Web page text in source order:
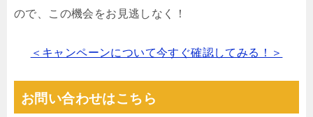
ので、この機会をお見逃しなく！
＜キャンペーンについて今すぐ確認してみる！＞
お問い合わせはこちら